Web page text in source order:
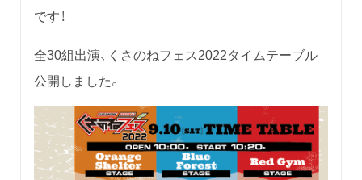
です！
全30組出演、くさのねフェス2022タイムテーブル
公開しました。